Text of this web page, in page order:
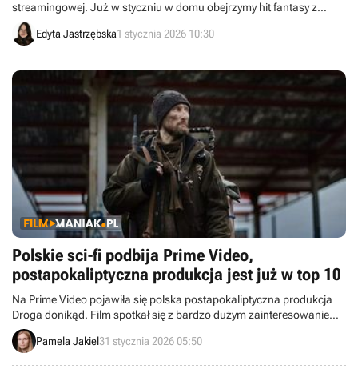
streamingowej. Już w styczniu w domu obejrzymy hit fantasy z
Gerardem Butlerem.
Edyta Jastrzębska1 stycznia 2026 10:30
Polskie sci-fi podbija Prime Video,
postapokaliptyczna produkcja jest już w top 10
Na Prime Video pojawiła się polska postapokaliptyczna produkcja
Droga donikąd. Film spotkał się z bardzo dużym zainteresowaniem
widzów z naszego kraju.
Pamela Jakiel31 stycznia 2026 05:50